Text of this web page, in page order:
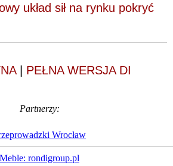
układ sił na rynku pokryć
| PEŁNA WERSJA DI
Partnerzy:
Wrocław
Meble: rondigroup.pl